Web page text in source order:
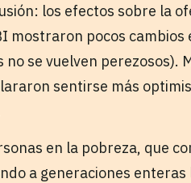
los efectos sobre la
mostraron pocos cambios
se vuelven perezosos).
sentirse más
en la pobreza, que
a generaciones